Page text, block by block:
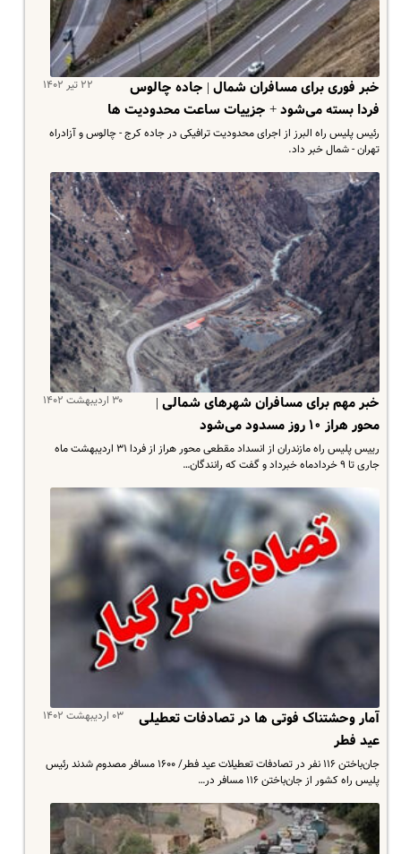
۲۲ تیر ۱۴۰۲
خبر فوری برای مسافران شمال | جاده چالوس
فردا بسته می‌شود + جزییات ساعت محدودیت ها
رئیس پلیس راه البرز از اجرای محدودیت ترافیکی در جاده کرج - چالوس و آزادراه
تهران - شمال خبر داد.
۳۰ اردیبهشت ۱۴۰۲
خبر مهم برای مسافران شهرهای شمالی |
محور هراز ۱۰ روز مسدود می‌شود
رییس پلیس راه مازندران از انسداد مقطعی محور هراز از فردا ۳۱ اردیبهشت ماه
جاری تا ۹ خردادماه خبرداد و گفت که رانندگان…
۰۳ اردیبهشت ۱۴۰۲
آمار وحشتناک فوتی ها در تصادفات تعطیلی
عید فطر
جان‌باختن ۱۱۶ نفر در تصادفات تعطیلات عید فطر/ ۱۶۰۰ مسافر مصدوم شدند رئیس
پلیس راه کشور از جان‌باختن ۱۱۶ مسافر در…